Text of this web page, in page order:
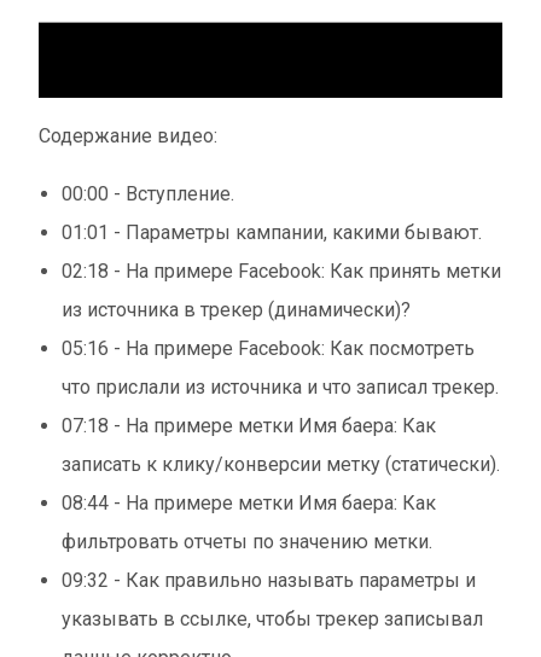
Содержание видео:
00:00 - Вступление.
01:01 - Параметры кампании, какими бывают.
02:18 - На примере Facebook: Как принять метки
из источника в трекер (динамически)?
05:16 - На примере Facebook: Как посмотреть
что прислали из источника и что записал трекер.
07:18 - На примере метки Имя баера: Как
записать к клику/конверсии метку (статически).
08:44 - На примере метки Имя баера: Как
фильтровать отчеты по значению метки.
09:32 - Как правильно называть параметры и
указывать в ссылке, чтобы трекер записывал